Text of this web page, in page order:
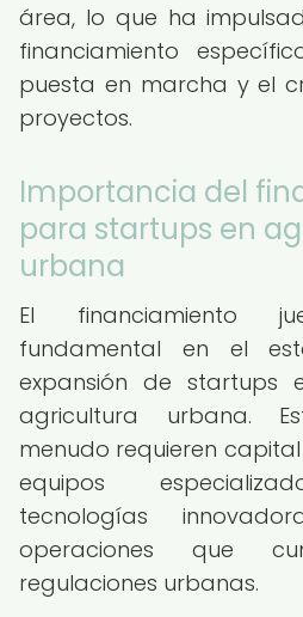
área, lo que ha
financiamiento
puesta en marcha y el
proyectos.
Importancia del
para startups en
urbana
El financiamiento
fundamental en el
expansión de startups
agricultura urbana.
menudo requieren
equipos
tecnologías
operaciones que
regulaciones urbanas.